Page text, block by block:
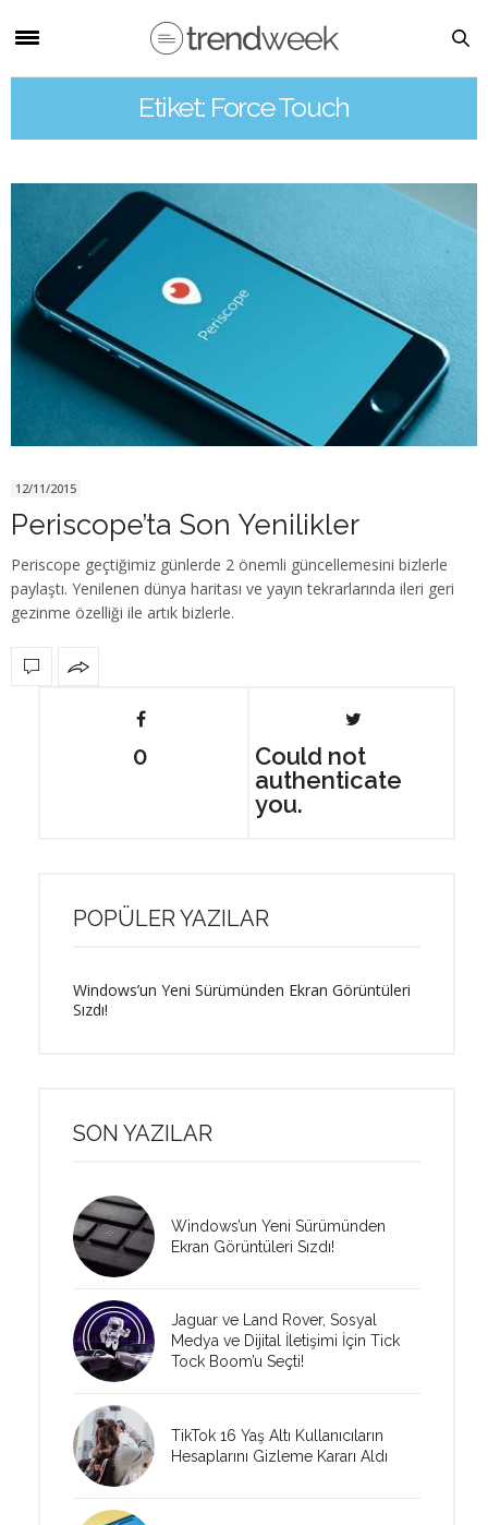
Etiket: Force Touch
12/11/2015
Periscope’ta Son Yenilikler
Periscope geçtiğimiz günlerde 2 önemli güncellemesini bizlerle
paylaştı. Yenilenen dünya haritası ve yayın tekrarlarında ileri geri
gezinme özelliği ile artık bizlerle.
0
Could not
authenticate
you.
POPÜLER YAZILAR
Windows’un Yeni Sürümünden Ekran Görüntüleri
Sızdı!
SON YAZILAR
Windows’un Yeni Sürümünden
Ekran Görüntüleri Sızdı!
Jaguar ve Land Rover, Sosyal
Medya ve Dijital İletişimi İçin Tick
Tock Boom’u Seçti!
TikTok 16 Yaş Altı Kullanıcıların
Hesaplarını Gizleme Kararı Aldı